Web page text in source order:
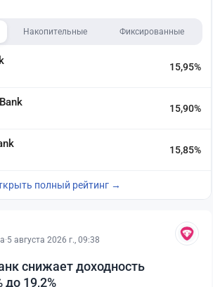
Накопительные Фиксированные
15,95%
15,90%
15,85%
полный рейтинг →
·5 августа 2026 г., 09:38
снижает доходность
до 19,2%